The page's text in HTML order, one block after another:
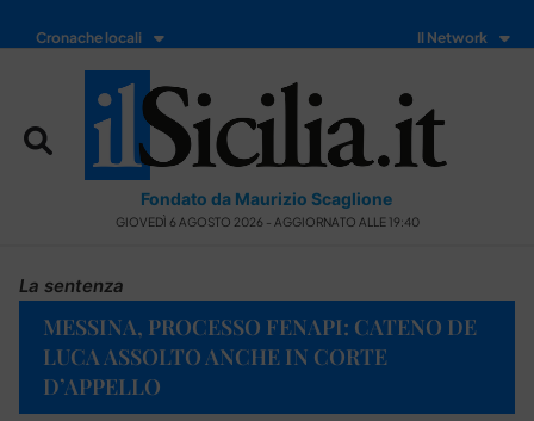
Cronache locali Il Network
Fondato da Maurizio Scaglione
GIOVEDÌ 6 AGOSTO 2026 - AGGIORNATO ALLE 19:40
La sentenza
MESSINA, PROCESSO FENAPI: CATENO DE
LUCA ASSOLTO ANCHE IN CORTE
D’APPELLO